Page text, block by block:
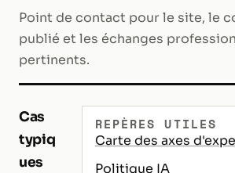
Point de contact pour le site, le
publié et les échanges
pertinents.
Cas
typiq
ues
REPÈRES UTILES
Carte des axes
Politique IA